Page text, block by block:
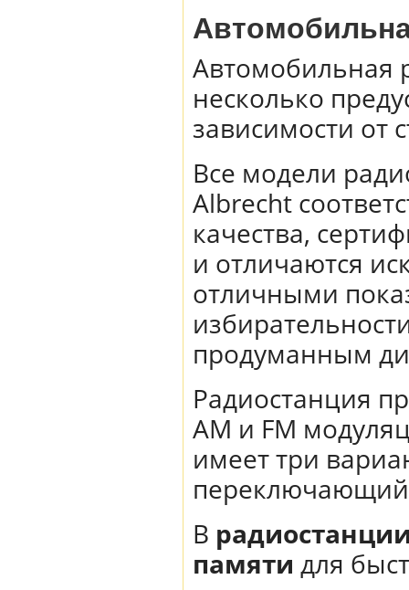
Автомобильная
несколько
зависимости от
Все модели
Albrecht
качества,
и отличаются
отличными
продуманным
Радиостанция
AM и FM
имеет три
В
памяти для